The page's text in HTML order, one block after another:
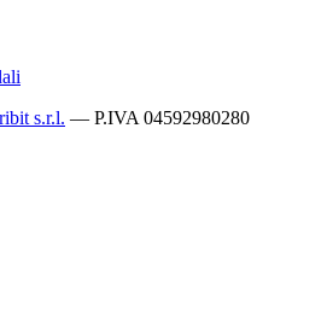
s.r.l. — P.IVA 04592980280